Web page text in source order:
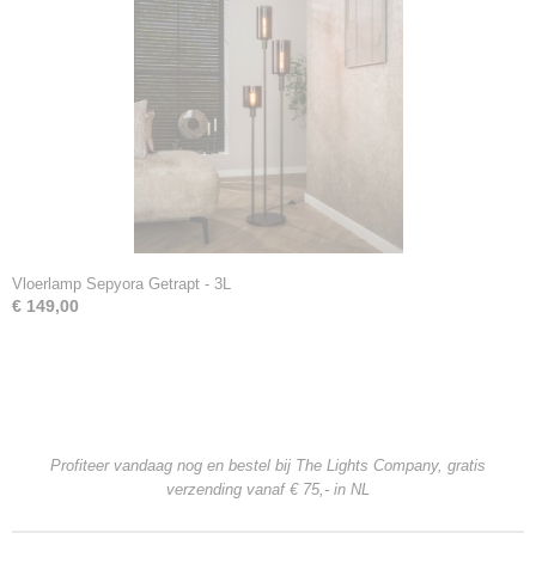
Vloerlamp Sepyora Getrapt - 3L
€ 149,00
Profiteer vandaag nog en bestel bij The Lights Company, gratis
verzending vanaf € 75,- in NL